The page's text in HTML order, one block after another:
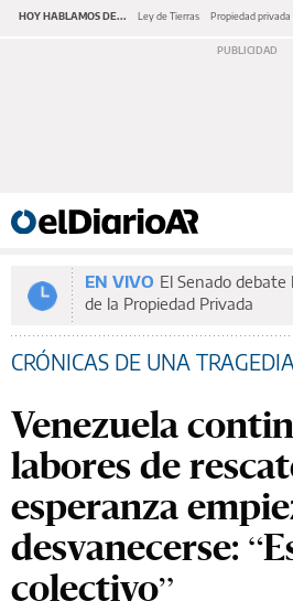
HOY HABLAMOS DE... Ley de Tierras Propiedad privada
EN VIVO El Senado
de la Propiedad Privada
CRÓNICAS DE UNA TRAGEDIA
Venezuela
labores de
esperanza
desvanecerse:
colectivo”